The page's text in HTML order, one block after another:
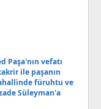
Paşa'nın vefatı
ile paşanın
füruhtu ve
Süleyman'a